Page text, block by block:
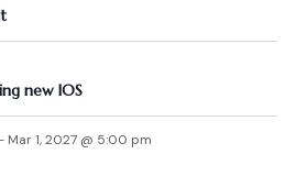
new IOS
- Mar 1, 2027 @ 5:00 pm